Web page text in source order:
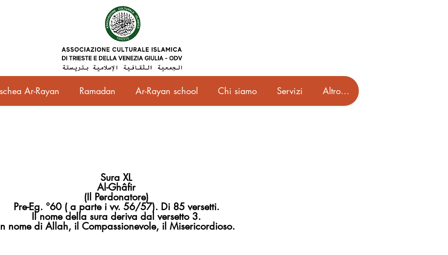
Ar-Rayan Ramadan Ar-Rayan school Chi siamo Servizi Altro...
Sura XL
Al-Ghâfir
(Il Perdonatore)
Pre-Eg. °60 ( a parte i vv. 56/57). Di 85 versetti.
Il nome della sura deriva dal versetto 3.
nome di Allah, il Compassionevole, il Misericordioso.